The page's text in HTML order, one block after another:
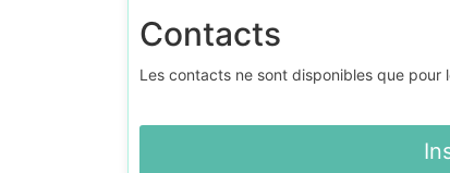
Contacts
Les contacts ne sont disponibles que pour